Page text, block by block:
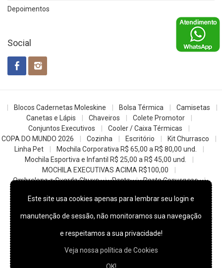
Depoimentos
Social
Blocos Cadernetas Moleskine Bolsa Térmica
Camisetas
Canetas e Lápis
Chaveiros
Colete Promotor
Conjuntos Executivos
Cooler / Caixa Térmicas
COPA DO MUNDO 2026
Cozinha Escritório
Kit Churrasco
Linha Pet
Mochila Corporativa R$ 65,00 a R$ 80,00 und.
Mochila Esportiva e Infantil R$ 25,00 a R$ 45,00 und.
MOCHILA EXECUTIVAS ACIMA R$100,00
Ombrelone e Guarda Chuva
Pasta
Pasta Convencao
z- Datas Comemorativas
© 2022Skill Brindes Promocionais -Todos os direitos reservados.
Este site usa cookies apenas para lembrar seu login e
manutenção de sessão, não monitoramos sua navegação
e respeitamos a sua privacidade!
Veja nossa política de Cookies